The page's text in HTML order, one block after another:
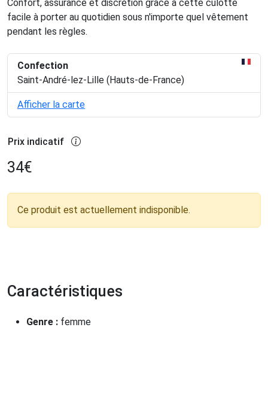
Confort, assurance et discrétion grâce à cette culotte
facile à porter au quotidien sous n'importe quel vêtement
pendant les règles.
Confection
Saint-André-lez-Lille (Hauts-de-France)
Afficher la carte
Prix indicatif
34€
Ce produit est actuellement indisponible.
Caractéristiques
Genre : femme